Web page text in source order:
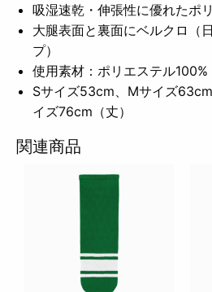
吸湿速乾・伸張性に優れたポ
大腿表面と裏面にベルクロ（
プ）
使用素材：ポリエステル100%
Sサイズ53cm、Mサイズ
イズ76cm（丈）
関連商品